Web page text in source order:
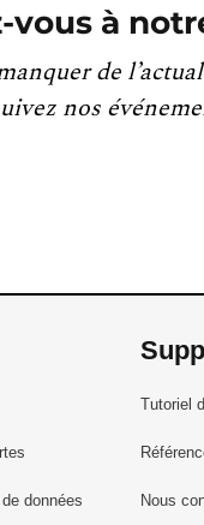
vous à
de
nos
données
Tutoriel
Nous